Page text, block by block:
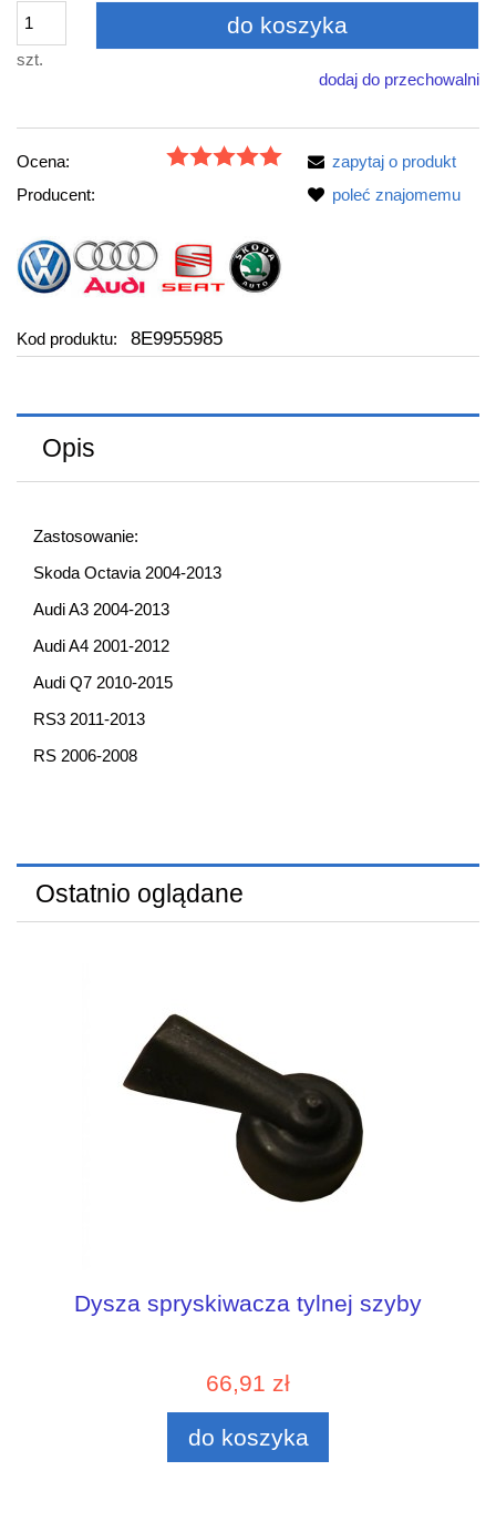
szt.
do koszyka
dodaj do przechowalni
Ocena:
Producent:
Kod produktu: 8E9955985
zapytaj o produkt
poleć znajomemu
Opis
Zastosowanie:
Skoda Octavia 2004-2013
Audi A3 2004-2013
Audi A4 2001-2012
Audi Q7 2010-2015
RS3 2011-2013
RS 2006-2008
Ostatnio oglądane
Dysza spryskiwacza tylnej szyby
66,91 zł
do koszyka